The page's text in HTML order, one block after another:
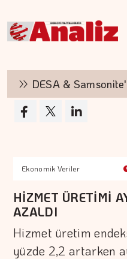
DESA &
Ekonomik Veriler
HİZMET ÜRETİMİ
AZALDI
Hizmet üretim
yüzde 2,2 artarken